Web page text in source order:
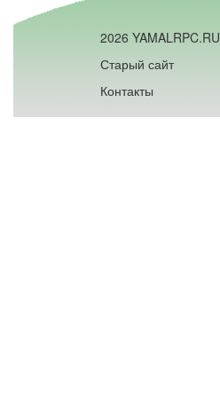
2026 YAMALRPC.RU
Старый сайт
Контакты